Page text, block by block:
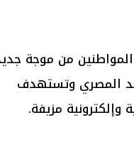
من موجة
المصري وتستهدف
وإلكترونية مزيفة.